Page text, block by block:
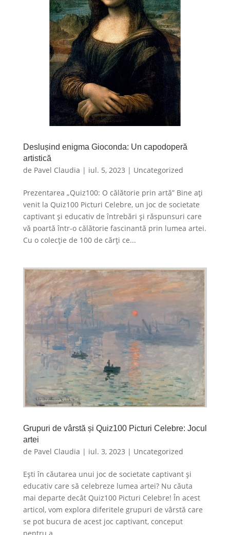
Deslușind enigma Gioconda: Un capodoperă
artistică
de Pavel Claudia | iul. 5, 2023 | Uncategorized
Prezentarea „Quiz100: O călătorie prin artă” Bine ați
venit la Quiz100 Picturi Celebre, un joc de societate
captivant și educativ de întrebări și răspunsuri care
vă poartă într-o călătorie fascinantă prin lumea artei.
Cu o colecție de 100 de cărți ce...
Grupuri de vârstă și Quiz100 Picturi Celebre: Jocul
artei
de Pavel Claudia | iul. 3, 2023 | Uncategorized
Ești în căutarea unui joc de societate captivant și
educativ care să celebreze lumea artei? Nu căuta
mai departe decât Quiz100 Picturi Celebre! În acest
articol, vom explora diferitele grupuri de vârstă care
se pot bucura de acest joc captivant, conceput